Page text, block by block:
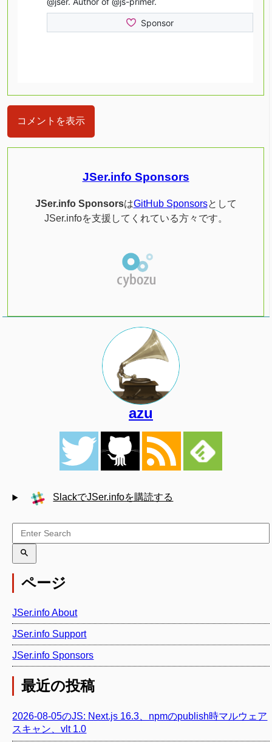
コメントを表示
JSer.info Sponsors
JSer.info SponsorsはGitHub Sponsorsとして
JSer.infoを支援してくれている方々です。
azu
SlackでJSer.infoを購読する
ページ
JSer.info About
JSer.info Support
JSer.info Sponsors
最近の投稿
2026-08-05のJS: Next.js 16.3、npmのpublish時マルウェア
スキャン、vlt 1.0